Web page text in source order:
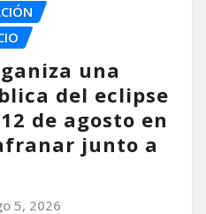
una
del eclipse
de agosto en
junto a
5, 2026